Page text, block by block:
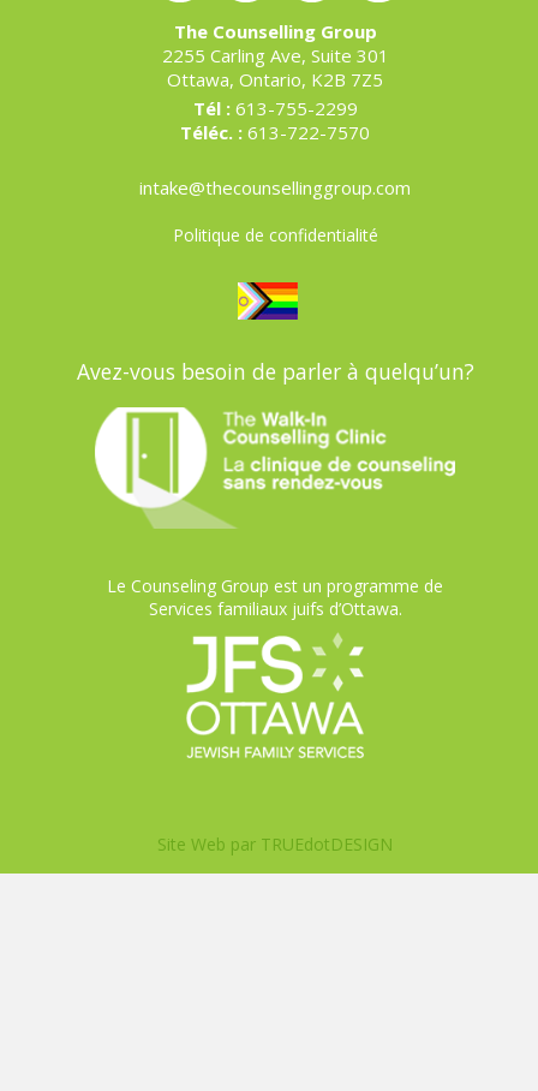
The Counselling Group
2255 Carling Ave, Suite 301
Ottawa, Ontario, K2B 7Z5
Tél :613-755-2299
Téléc. : 613-722-7570
intake@thecounsellinggroup.com
Politique de confidentialité
Avez-vous besoin de parler à quelqu’un?
Le Counseling Group est un programme de
Services familiaux juifs d’Ottawa.
Site Web par TRUEdotDESIGN